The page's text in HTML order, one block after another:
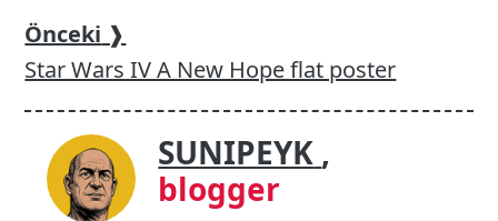
Önceki ❱
Star Wars IV A New Hope flat poster
SUNIPEYK ,
blogger